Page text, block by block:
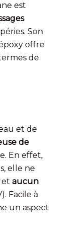
est
Son
offre
de
et de
de
En effet,
elle ne
et aucun
Facile à
un aspect